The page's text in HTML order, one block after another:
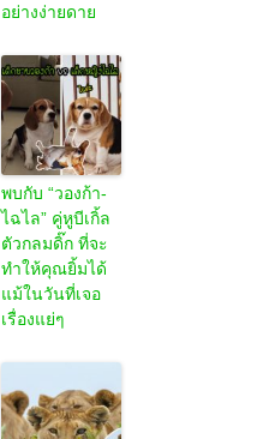
อย่างง่ายดาย
พบกับ “วองก้า-
ไฉไล” คู่หูบีเกิ้ล
ตัวกลมดิ๊ก ที่จะ
ทำให้คุณยิ้มได้
แม้ในวันที่เจอ
เรื่องแย่ๆ